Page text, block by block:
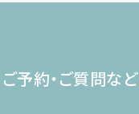
ご予約・ご質問など